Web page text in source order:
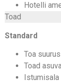
Hotelli
Toad
Standard
Toa
Toad
Istumisala